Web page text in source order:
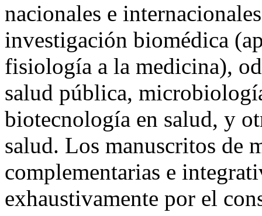
nacionales e
investigación biomédica
fisiología a la medicina),
salud pública,
biotecnología en salud, y
salud. Los manuscritos de
complementarias e
exhaustivamente por el